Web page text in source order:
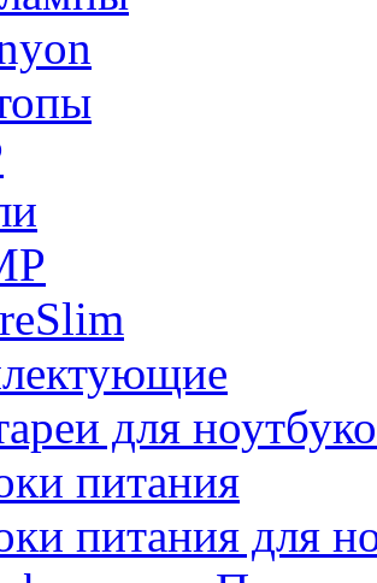
для
питания
питания для